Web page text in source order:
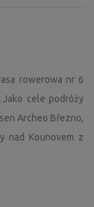
tworzy
związanym z
ten z
związanymi z
w tym zamek
r.** na Listę
względu na
można poznać
budynku.
rowerowa nr 6
cele podróży
Archeo Březno,
nad Kounovem z